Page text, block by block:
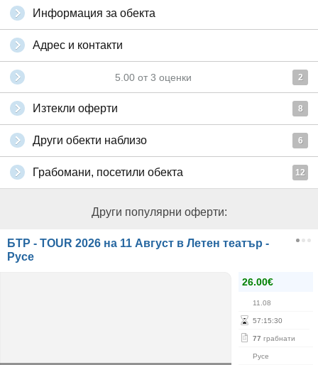
Информация за обекта
Адрес и контакти
5.00 от 3 оценки 2
Изтекли оферти 8
Други обекти наблизо 6
Грабомани, посетили обекта 12
Други популярни оферти:
БТР - TOUR 2026 на 11 Август в Летен театър -
Русе
26.00€
11.08
57:15:30
77 грабнати
Русе